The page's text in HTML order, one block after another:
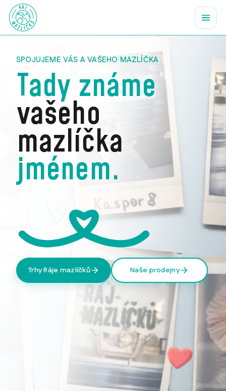
SPOJUJEME VÁS A VAŠEHO MAZLÍČKA
Tady známe
vašeho
mazlíčka
jménem.
Trhy Ráje mazlíčků Naše prodejny